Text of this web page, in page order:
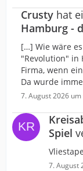
Crusty hat
Hamburg -
[…] Wie wäre
"Revolution" in
Firma, wenn
Da wurde
7. August 2026 um
Spiel
7. August